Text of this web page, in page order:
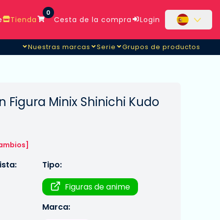
Tienda
0
Cesta de la compra Login
Nuestras marcas Serie Grupos de productos
Figura Minix Shinichi Kudo
Tipo:
Figuras de anime
Marca: